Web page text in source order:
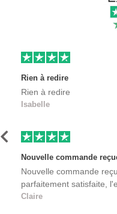
Rien à redire
Rien à redire
Isabelle
Nouvelle commande
parfaitement satisfaite,
Claire
Précédent